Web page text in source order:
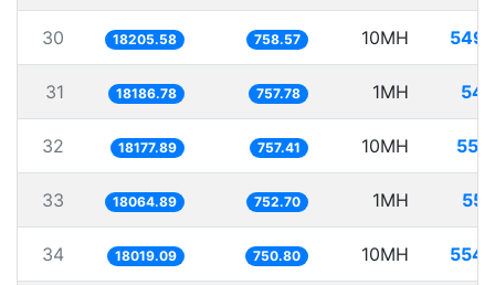
30 18205.58 758.57 10MH
31 18186.78 757.78 1MH
32 18177.89 757.41 10MH
33 18064.89 752.70 1MH
34 18019.09 750.80 10MH